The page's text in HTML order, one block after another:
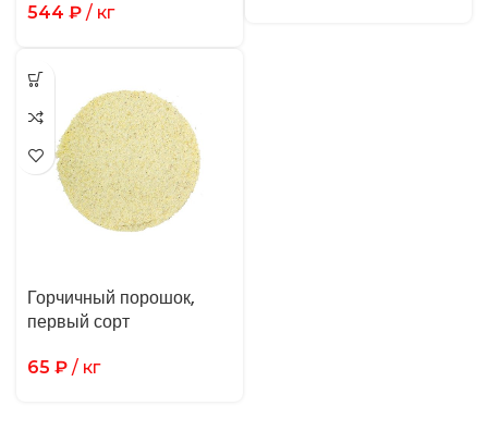
544 ₽ / кг
Горчичный порошок,
первый сорт
65 ₽ / кг